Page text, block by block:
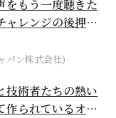
をもう一度聴きた
ャレンジの後押し
パン株式会社)
技術者たちの熱い
作られているオー